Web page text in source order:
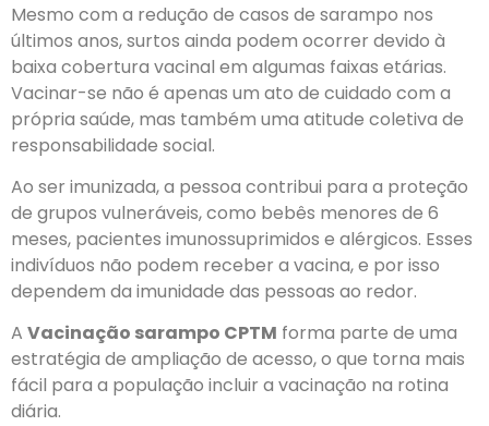
Mesmo com a redução de casos de sarampo nos
últimos anos, surtos ainda podem ocorrer devido à
baixa cobertura vacinal em algumas faixas etárias.
Vacinar-se não é apenas um ato de cuidado com a
própria saúde, mas também uma atitude coletiva de
responsabilidade social.
Ao ser imunizada, a pessoa contribui para a proteção
de grupos vulneráveis, como bebês menores de 6
meses, pacientes imunossuprimidos e alérgicos. Esses
indivíduos não podem receber a vacina, e por isso
dependem da imunidade das pessoas ao redor.
A Vacinação sarampo CPTM forma parte de uma
estratégia de ampliação de acesso, o que torna mais
fácil para a população incluir a vacinação na rotina
diária.